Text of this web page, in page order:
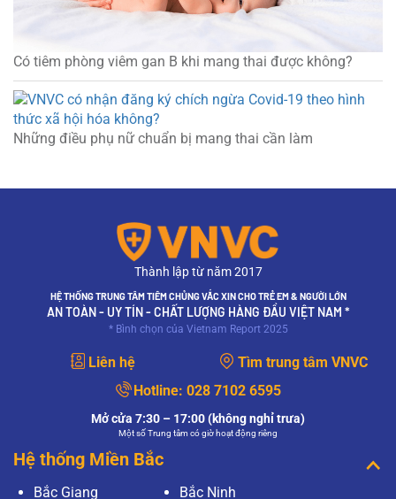
Có tiêm phòng viêm gan B khi mang thai được không?
Những điều phụ nữ chuẩn bị mang thai cần làm
Thành lập từ năm 2017
HỆ THỐNG TRUNG TÂM TIÊM CHỦNG VẮC XIN CHO TRẺ EM & NGƯỜI LỚN
AN TOÀN - UY TÍN - CHẤT LƯỢNG HÀNG ĐẦU VIỆT NAM *
* Bình chọn của Vietnam Report 2025
Liên hệ
Tìm trung tâm VNVC
Hotline: 028 7102 6595
Mở cửa 7:30 – 17:00 (không nghỉ trưa)
Một số Trung tâm có giờ hoạt động riêng
Hệ thống Miền Bắc
Bắc Giang
Bắc Ninh